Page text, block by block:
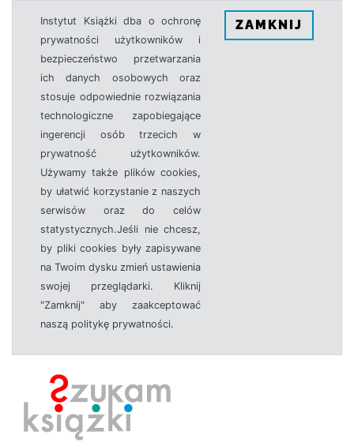
Instytut Książki dba o ochronę
prywatności użytkowników i
bezpieczeństwo przetwarzania
ich danych osobowych oraz
stosuje odpowiednie rozwiązania
technologiczne zapobiegające
ingerencji osób trzecich w
prywatność użytkowników.
Używamy także plików cookies,
by ułatwić korzystanie z naszych
serwisów oraz do celów
statystycznych.Jeśli nie chcesz,
by pliki cookies były zapisywane
na Twoim dysku zmień ustawienia
swojej przeglądarki. Kliknij
"Zamknij" aby zaakceptować
naszą politykę prywatności.
ZAMKNIJ